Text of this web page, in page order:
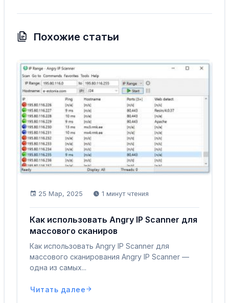
Похожие статьи
25 Мар, 2025 1 минут чтения
Как использовать Angry IP Scanner для
массового сканиров
Как использовать Angry IP Scanner для
массового сканирования Angry IP Scanner —
одна из самых...
Читать далее